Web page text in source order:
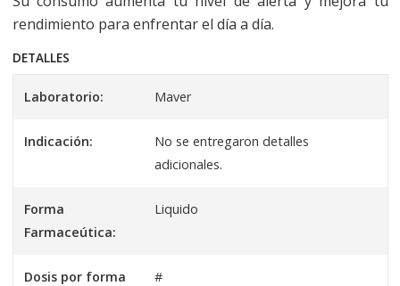
rendimiento para enfrentar el día a día.
DETALLES
Laboratorio: Maver
Indicación:
No se entregaron detalles
adicionales.
Forma
Farmaceútica:
Liquido
Dosis por forma
#